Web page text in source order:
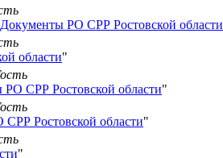
Документы РО СРР Ростовской области
области"
СРР Ростовской области"
Ростовской области"
"